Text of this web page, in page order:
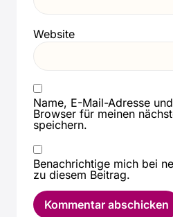
Website
Name, E-Mail-Adresse
Browser für meinen
speichern.
Benachrichtige mich bei
zu diesem Beitrag.